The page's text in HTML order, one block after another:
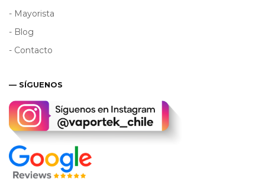
- Mayorista
- Blog
- Contacto
— SÍGUENOS